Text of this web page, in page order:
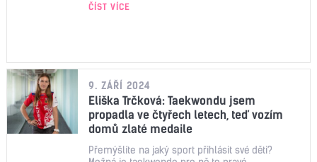
ČÍST VÍCE
9. ZÁŘÍ 2024
Eliška Trčková: Taekwondu jsem
propadla ve čtyřech letech, teď vozím
domů zlaté medaile
Přemýšlíte na jaký sport přihlásit své děti?